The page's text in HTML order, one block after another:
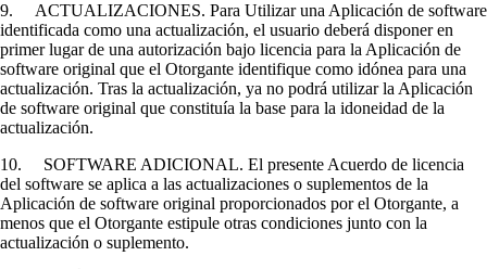
9. ACTUALIZACIONES. Para Utilizar una Aplicación de software
identificada como una actualización, el usuario deberá disponer en
primer lugar de una autorización bajo licencia para la Aplicación de
software original que el Otorgante identifique como idónea para una
actualización. Tras la actualización, ya no podrá utilizar la Aplicación
de software original que constituía la base para la idoneidad de la
actualización.
10. SOFTWARE ADICIONAL. El presente Acuerdo de licencia
del software se aplica a las actualizaciones o suplementos de la
Aplicación de software original proporcionados por el Otorgante, a
menos que el Otorgante estipule otras condiciones junto con la
actualización o suplemento.